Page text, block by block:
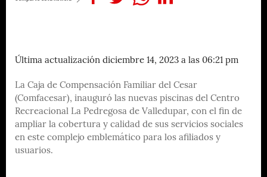
Última actualización diciembre 14, 2023 a las 06:21 pm
La Caja de Compensación Familiar del Cesar
(Comfacesar), inauguró las nuevas piscinas del Centro
Recreacional La Pedregosa de Valledupar, con el fin de
ampliar la cobertura y calidad de sus servicios sociales
en este complejo emblemático para los afiliados y
usuarios.